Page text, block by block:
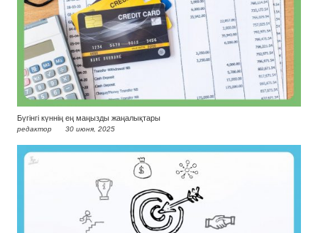
Бүгінгі күннің ең маңызды жаңалықтары
редактор 30 июня, 2025